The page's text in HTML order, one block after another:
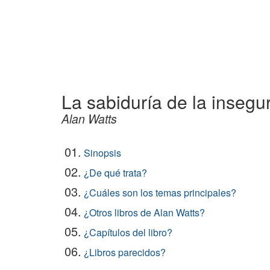
La sabiduría de la
Alan Watts
01. Sinopsis
02. ¿De qué trata?
03. ¿Cuáles son los temas principales?
04. ¿Otros libros de Alan Watts?
05. ¿Capítulos del libro?
06. ¿Libros parecidos?